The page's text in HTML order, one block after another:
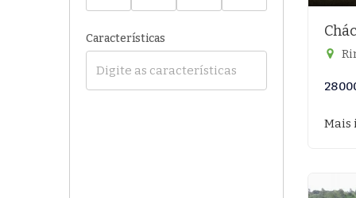
Características
Mais